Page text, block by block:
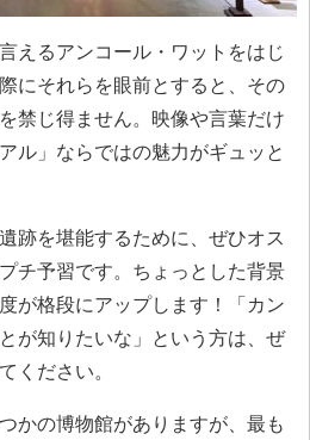
えるアンコール・ワットをはじ
にそれらを眼前とすると、その
禁じ得ません。映像や言葉だけ
ル」ならではの魅力がギュッと
跡を堪能するために、ぜひオス
チ予習です。ちょっとした背景
が格段にアップします！「カン
が知りたいな」という方は、ぜ
ください。
かの博物館がありますが、最も